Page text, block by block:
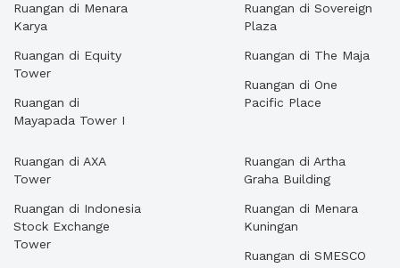
Ruangan di Menara
Karya
Ruangan di Equity
Tower
Ruangan di
Mayapada Tower I
Ruangan di Sovereign
Plaza
Ruangan di The Maja
Ruangan di One
Pacific Place
Ruangan di AXA
Tower
Ruangan di Indonesia
Stock Exchange
Tower
Ruangan di Artha
Graha Building
Ruangan di Menara
Kuningan
Ruangan di SMESCO